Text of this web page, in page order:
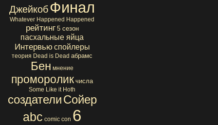
ДжейкобФинал
Whatever Happened Happened
рейтинг 5 сезон
пасхальные яйца
Интервью спойлеры
теория Dead is Dead абрамс
Бен мнение
проморолик числа
Some Like it Hoth
создателиСойер
abc comic con 6